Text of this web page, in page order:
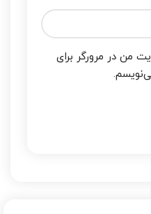
من در مرورگر برای